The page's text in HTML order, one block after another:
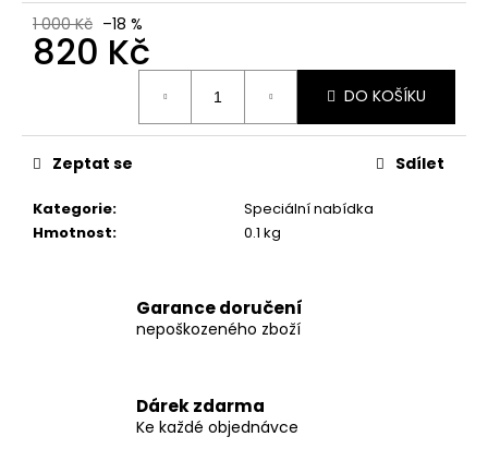
1 000 Kč –18 %
820 Kč
DO KOŠÍKU
Kategorie:
Speciální nabídka
Hmotnost: 0.1 kg
Zeptat se Sdílet
Garance doručení
nepoškozeného zboží
Dárek zdarma
Ke každé objednávce
m
MK
677
290